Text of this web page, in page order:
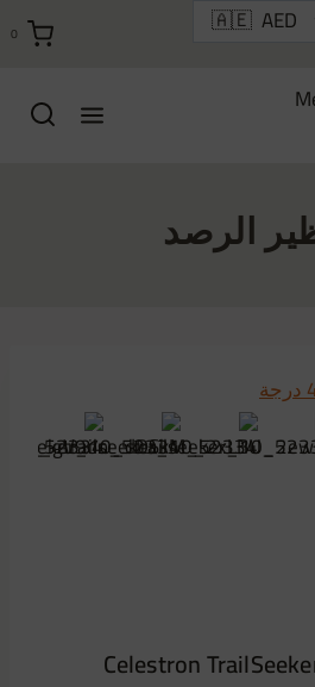
0
الرصد
Celestron